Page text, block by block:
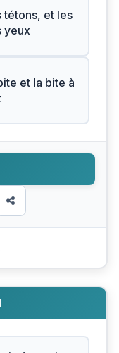
tétons, et les
yeux
et la bite à